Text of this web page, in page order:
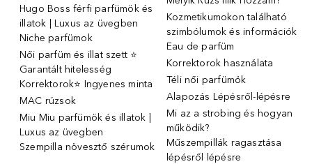
Hugo Boss férfi parfümök és
illatok | Luxus az üvegben
Niche parfümok
Női parfüm és illat szett ⭐
Garantált hitelesség
Korrektorok⭐ Ingyenes minta
MAC rúzsok
Miu Miu parfümök és illatok |
Luxus az üvegben
Szempilla növesztő szérumok
Kozmetikumokon található
szimbólumok és információk
Eau de parfüm
Korrektorok használata
Téli női parfümök
Alapozás Lépésről-lépésre
Mi az a strobing és hogyan
működik?
Műszempillák ragasztása
lépésről lépésre